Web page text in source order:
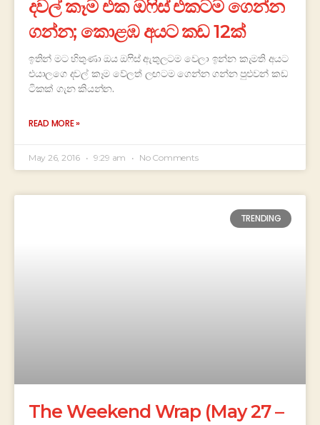
දවල් කෑම එක ඔෆිස් එකටම ගෙන්න
ගන්න; කොළඹ අයට කඩ 12ක්
ඉතින් මට හිතුණා ඔය ඔෆිස් ඇතුලටම වෙලා ඉන්න කැමති අයට
එයාලගෙ දවල් කෑම වේලත් ලඟටම ගෙන්න ගන්න පුළුවන් කඩ
ටිකක් ගැන කියන්න.
READ MORE »
May 26, 2016 9:29 am No Comments
TRENDING
The Weekend Wrap (May 27 –